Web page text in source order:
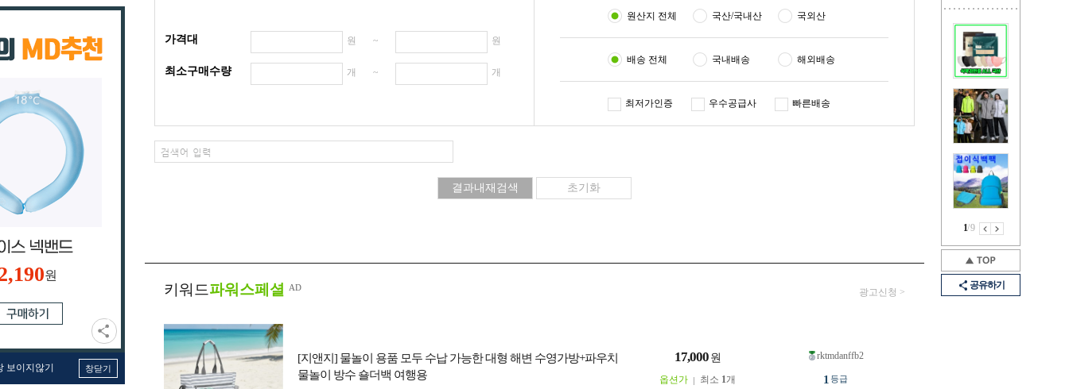
원
보이지않기 창닫기
1/9
공유하기
가격대 원 ~ 원
최소구매수량 개 ~ 개
원산지 전체 국산/국내산 국외산
배송 전체 국내배송 해외배송
최저가인증 우수공급사 빠른배송
키워드파워스페셜 광고신청 >
[지앤지] 물놀이 용품 모두 수납 가능한 대형 해변 수영가방+파우치
물놀이 방수 숄더백 여행용
17,000 원
옵션가 최소 1개
rktmdanffb2
1 등급